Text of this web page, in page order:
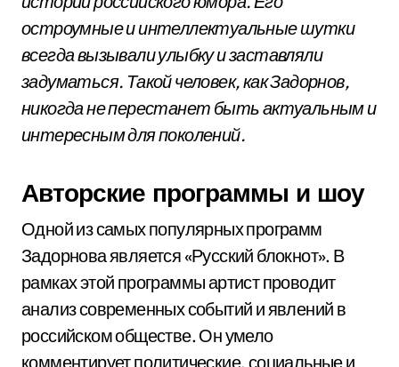
остроумные и интеллектуальные шутки
всегда вызывали улыбку и заставляли
задуматься. Такой человек, как Задорнов,
никогда не перестанет быть актуальным и
интересным для поколений.
Авторские программы и шоу
Одной из самых популярных программ
Задорнова является «Русский блокнот». В
рамках этой программы артист проводит
анализ современных событий и явлений в
российском обществе. Он умело
комментирует политические, социальные и